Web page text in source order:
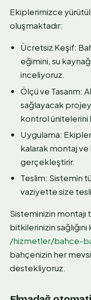
Ekiplerimizce
oluşmaktadır:
Ücretsiz Keşif:
eğimini, su
inceliyoruz.
Ölçü ve Tasarım:
sağlayacak
kontrol ünitelerini
Uygulama:
kalarak montaj
gerçekleştirir.
Teslim: Sistemin
vaziyette size
Sisteminizin montajı
bitkilerinizin
/hizmetler/bahce-
bahçenizin her
destekliyoruz.